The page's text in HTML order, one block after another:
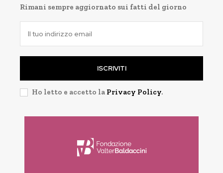
Rimani sempre aggiornato sui fatti del giorno
ISCRIVITI
Ho letto e accetto la Privacy Policy.